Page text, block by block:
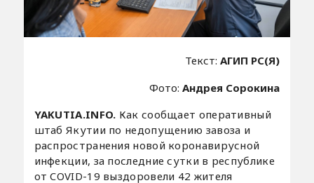
Текст:АГИП РС(Я)
Фото:Андрея Сорокина
YAKUTIA.INFO. Как сообщает оперативный
штаб Якутии по недопущению завоза и
распространения новой коронавирусной
инфекции, за последние сутки в республике
от COVID-19 выздоровели 42 жителя